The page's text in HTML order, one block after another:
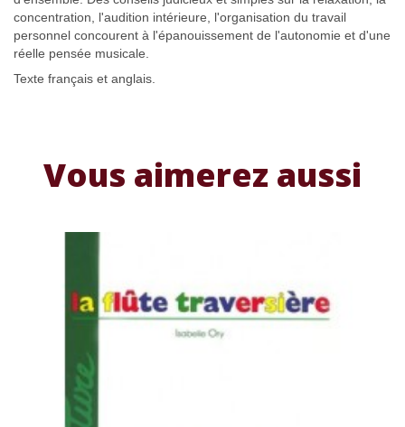
concentration, l'audition intérieure, l'organisation du travail
personnel concourent à l'épanouissement de l'autonomie et d'une
réelle pensée musicale.
Texte français et anglais.
Vous aimerez aussi